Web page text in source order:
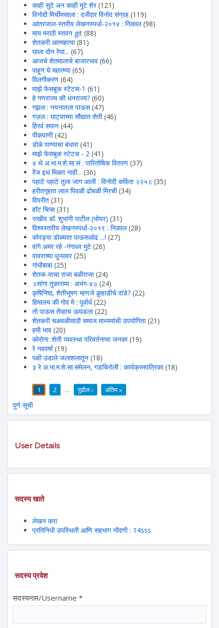
काही सुटे अन काही मुटे शेर (121)
विनोदी मिर्चीमसाला : दर्जेदार विनोद संग्रह (119)
आंतरजाल-स्तरीय लेखनस्पर्धा-२०१४ : निकाल (98)
माय मराठी स्तवन git (88)
शेतकरी आत्महत्या (81)
घाला दोन रेघा... (67)
आजचे शेतमालाचे बाजारभाव (66)
पाहून घे महात्म्या (65)
विलगीकरण (64)
माझे फेसबूक स्टेटस-1 (61)
हे गणराज्य की धनराज्य? (60)
गझल : नयनातला पाऊस (47)
गज़ल : घाट्याच्या सौद्यात शेती (46)
हिरवंं सपान (44)
पीकपाणी (42)
डोळे पाण्याचा बंधारा (41)
माझे फेसबूक स्टेटस - 2 (41)
४ थे अ.भा.म.शे.सा.सं : पारितोषिक वितरण (37)
रेंज इथं मिळत नाही... (36)
पहाटे पहाटे तुला जाग आली : विनोदी कविता ॥२५॥ (35)
हरीतगृहात लाल पिवळी ढोबळी मिरची (34)
विपरीत (31)
हॉट चिप्स (31)
राखीव डॉ. शुभांगी पाटील (भोयर) (31)
विश्वस्तरीय लेखनस्पर्धा-२०१९ : निकाल (28)
कोरड्या डोळ्यात पाऊसओढ ...! (27)
वांगे अमर रहे -गंगाधर मुटे (26)
वावराच्या धुऱ्यावर(25)
गांधीबाबा (25)
शेतक-याचा राजा बळीराजा (24)
॥सांगा तुकारामा : अभंग-४॥ (24)
कृषिनिष्ठ, शेतीभूषण म्हणजे कुर्‍हाडीचे दांडे? (22)
हिमालय की गोद मे : पूर्वार्ध (22)
तो पाऊस तेंव्हाच ऊघडला (22)
शेतकरी चळवळीसाठी समाज माध्यमांची उपयोगिता (21)
हमी भाव (20)
कोरोना :शेती व्यवस्था परिवर्तनाचा जनक! (19)
रे नववर्षा(19)
पक्षी उडाले जलाशलातून (18)
३ रे अ.भा.म.शे.सा.संमेलन, गडचिरोली : कार्यक्रमपत्रिका (18)
1 2 … पुढील › अंतिम »
पुर्ण सूची
User Details
सदस्य खाते
लेखन करा
प्रतिनिधी उपस्थिती आणि सहभाग नोंदणी : 14sss
सदस्य प्रवेश
सदस्यनाम/Username *